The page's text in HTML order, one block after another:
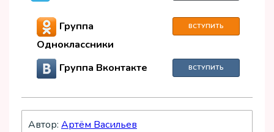
Группа
Одноклассники
ВСТУПИТЬ
Группа Вконтакте ВСТУПИТЬ
Автор: Артём Васильев